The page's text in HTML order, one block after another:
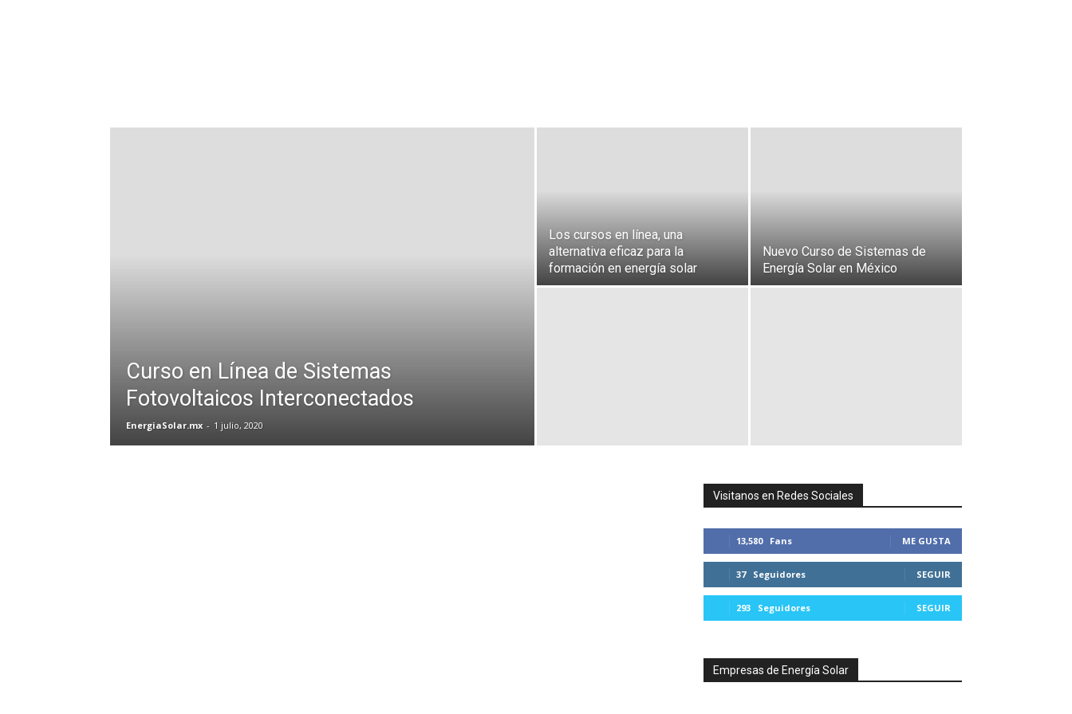
Curso en Línea de Sistemas
Fotovoltaicos Interconectados
EnergiaSolar.mx - 1 julio, 2020
Los cursos en línea, una
alternativa eficaz para la
formación en energía solar
Nuevo Curso de Sistemas de
Energía Solar en México
Visitanos en Redes Sociales
13,580 Fans ME GUSTA
37 Seguidores SEGUIR
293 Seguidores SEGUIR
Empresas de Energía Solar